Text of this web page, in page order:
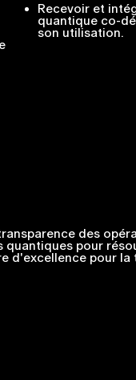
Recevoir et
quantique co-
son utilisation.
des
pour
d'excellence pour